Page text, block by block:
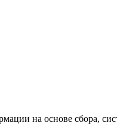
на основе сбора,